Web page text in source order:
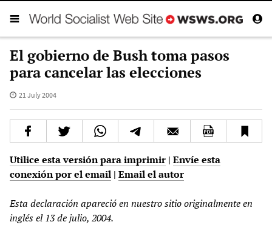
El gobierno de Bush toma pasos
para cancelar las elecciones
21 July 2004
Utilice esta versión para imprimir | Envíe esta
conexión por el email | Email el autor
Esta declaración apareció en nuestro sitio originalmente en
inglés el 13 de julio, 2004.